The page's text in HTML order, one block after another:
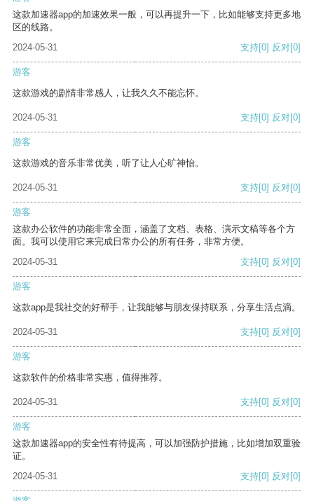
这款加速器app的加速效果一般，可以再提升一下，比如能够支持更多地
区的线路。
2024-05-31
支持[0] 反对[0]
游客
这款游戏的剧情非常感人，让我久久不能忘怀。
2024-05-31 支持[0] 反对[0]
游客
这款游戏的音乐非常优美，听了让人心旷神怡。
2024-05-31 支持[0] 反对[0]
游客
这款办公软件的功能非常全面，涵盖了文档、表格、演示文稿等各个方
面。我可以使用它来完成日常办公的所有任务，非常方便。
2024-05-31
支持[0] 反对[0]
游客
这款app是我社交的好帮手，让我能够与朋友保持联系，分享生活点滴。
2024-05-31 支持[0] 反对[0]
游客
这款软件的价格非常实惠，值得推荐。
2024-05-31 支持[0] 反对[0]
游客
这款加速器app的安全性有待提高，可以加强防护措施，比如增加双重验
证。
2024-05-31
支持[0] 反对[0]